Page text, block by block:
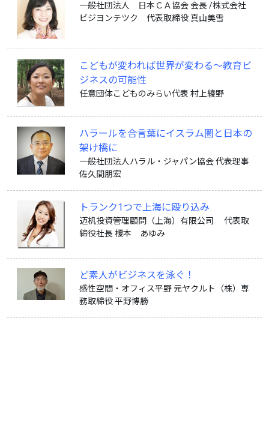
一般社団法人 日本ＣＡ協会 会長 /株式会社
ビジヨンテツク 代表取締役 真山美雪
こどもが変われば世界が変わる〜教育ビ
ジネスの可能性
任意団体こどものみらい代表 村上綾野
ハラールを合言葉にイスラム圏と日本の
架け橋に
一般社団法人ハラル・ジャパン協会 代表理事
佐久間朋宏
トランク1つで上海に殴り込み
迈机投資管理顧問（上海）有限公司 代表取
締役社長 榎本 あゆみ
ど素人がビジネスを泳ぐ！
感性空間・オフィス平野 元ヤクルト（株）専
務取締役 平野博勝